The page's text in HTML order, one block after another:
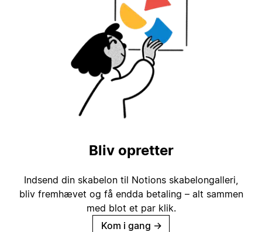
Bliv opretter
Indsend din skabelon til Notions skabelongalleri,
bliv fremhævet og få endda betaling – alt sammen
med blot et par klik.
Kom i gang →